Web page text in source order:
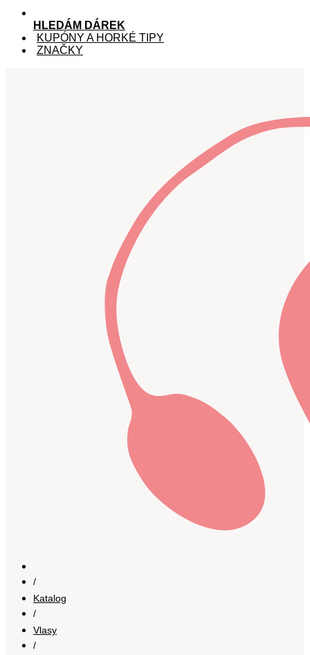
HLEDÁM DÁREK
KUPÓNY A HORKÉ TIPY
ZNAČKY
/
Katalog
/
Vlasy
/